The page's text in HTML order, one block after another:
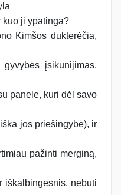
kuo ji ypatinga?
Kimšos dukterėčia,
įsikūnijimas.
panele, kuri dėl savo
jos priešingybė), ir
pažinti merginą,
iškalbingesnis, nebūti